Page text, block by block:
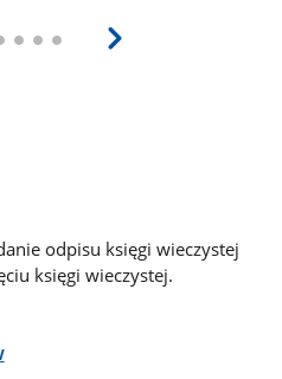
odpisu księgi wieczystej
księgi wieczystej.